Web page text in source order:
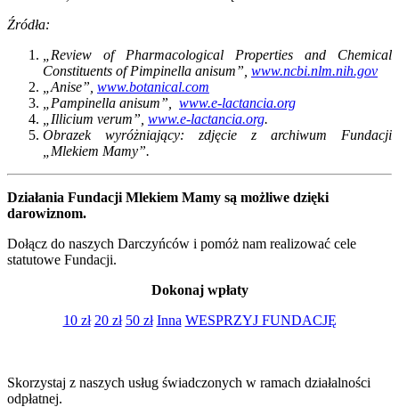
Źródła:
„Review of Pharmacological Properties and Chemical
Constituents of Pimpinella anisum”, www.ncbi.nlm.nih.gov
„Anise”, www.botanical.com
„Pampinella anisum”, www.e-lactancia.org
„Illicium verum”, www.e-lactancia.org.
Obrazek wyróżniający: zdjęcie z archiwum Fundacji
„Mlekiem Mamy”.
Działania Fundacji Mlekiem Mamy są możliwe dzięki
darowiznom.
Dołącz do naszych Darczyńców i pomóż nam realizować cele
statutowe Fundacji.
Dokonaj wpłaty
10 zł 20 zł 50 zł Inna WESPRZYJ FUNDACJĘ
Skorzystaj z naszych usług świadczonych w ramach działalności
odpłatnej.